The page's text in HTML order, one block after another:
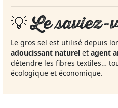
💡Le saviez-
Le gros sel est utilisé depuis
adoucissant naturel et agent
détendre les fibres textiles…
écologique et économique.